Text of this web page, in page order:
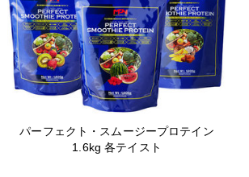
パーフェクト・スムージープロテイン
1.6kg 各テイスト